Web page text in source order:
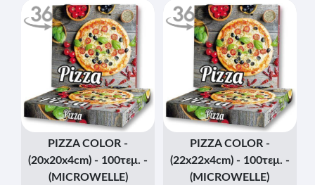
PIZZA COLOR -
(20x20x4cm) - 100τεμ. -
(MICROWELLE)
PIZZA COLOR -
(22x22x4cm) - 100τεμ. -
(MICROWELLE)